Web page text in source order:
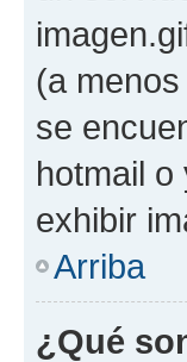
(a
se
hotmail
exhibir
Arriba
¿Qué